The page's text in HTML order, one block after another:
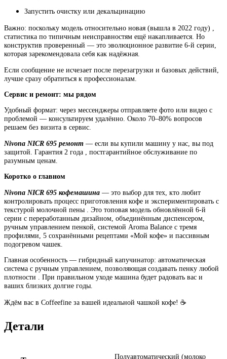
Запустить очистку или декальцинацию
Важно: поскольку модель относительно новая (вышла в 2022 году) ,
статистика по типичным неисправностям ещё накапливается. Но
конструктив проверенный — это эволюционное развитие 6-й серии,
которая зарекомендовала себя как надёжная.
Если сообщение не исчезает после перезагрузки и базовых действий,
лучше сразу обратиться к профессионалам.
Сервис и ремонт: мы рядом
Удобный формат: через мессенджеры отправляете фото или видео с
проблемой — консультируем удалённо. Около 70–80% вопросов
решаем без визита в сервис.
Nivona NICR 695 ремонт — если вы купили машину у нас, вы под
защитой. Гарантия 2 года , постгарантийное обслуживание по
разумным ценам.
Коротко о главном
Nivona NICR 695 кофемашина — это выбор для тех, кто любит
контролировать процесс приготовления кофе и экспериментировать с
текстурой молочной пены . Это топовая модель обновлённой 6-й
серии с переработанным дизайном, объединённым диспенсером,
ручным управлением пенкой, системой Aroma Balance с тремя
профилями, 5 сохранёнными рецептами «Мой кофе» и пассивным
подогревом чашек.
Главная особенность — гибридный капучинатор: автоматическая
система с ручным управлением, позволяющая создавать пенку любой
плотности . При правильном уходе машина будет радовать вас и
ваших близких долгие годы.
Ждём вас в Coffeefine за вашей идеальной чашкой кофе! ☕
Детали
Полуавтоматический (молоко